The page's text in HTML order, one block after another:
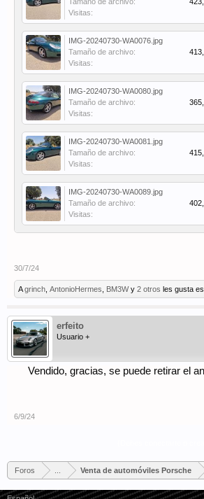
Visitas:
IMG-20240730-WA0076.jpg
Tamaño de archivo:
Visitas:
IMG-20240730-WA0080.jpg
Tamaño de archivo:
Visitas:
IMG-20240730-WA0081.jpg
Tamaño de archivo:
Visitas:
IMG-20240730-WA0089.jpg
Tamaño de archivo:
Visitas:
30/7/24
Agrinch AntonioHermes BM3Wy 2 otros les gusta
erfeito
Usuario +
Vendido, gracias, se puede retirar el
6/9/24
Foros Venta de automóviles Porsche